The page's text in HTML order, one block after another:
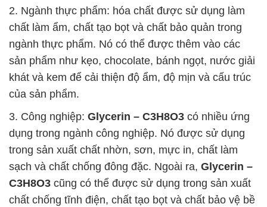
2. Ngành thực phẩm: hóa chất được sử dụng làm
chất làm ẩm, chất tạo bọt và chất bảo quản trong
ngành thực phẩm. Nó có thể được thêm vào các
sản phẩm như kẹo, chocolate, bánh ngọt, nước giải
khát và kem để cải thiện độ ẩm, độ mịn và cấu trúc
của sản phẩm.
3. Công nghiệp: Glycerin – C3H8O3 có nhiều ứng
dụng trong ngành công nghiệp. Nó được sử dụng
trong sản xuất chất nhờn, sơn, mực in, chất làm
sạch và chất chống đông đặc. Ngoài ra, Glycerin –
C3H8O3 cũng có thể được sử dụng trong sản xuất
chất chống tĩnh điện, chất tạo bọt và chất bảo vệ bề